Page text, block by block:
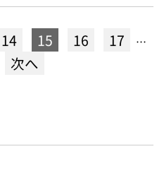
14 15 16 17 …
次へ